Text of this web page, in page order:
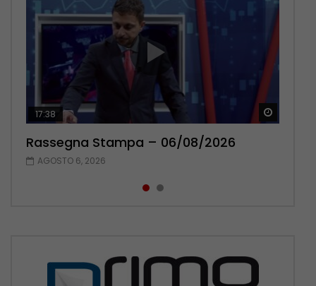
17:38
Rassegna Stampa – 06/08/2026
AGOSTO 6, 2026
22:42
Rassegna Stampa – 05/08/2026
AGOSTO 5, 2026